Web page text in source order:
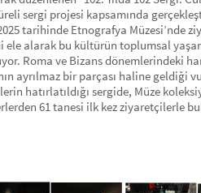
sergi projesi kapsamında
tarihinde Etnografya Müzesi’nde
alarak bu kültürün toplumsal
Roma ve Bizans dönemlerindeki
ayrılmaz bir parçası haline geldiği
hatırlatıldığı sergide, Müze
61 tanesi ilk kez ziyaretçilerle